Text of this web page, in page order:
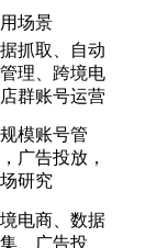
场景
抓取、自动
理、跨境电
群账号运营
模账号管
广告投放，
研究
电商、数据
、广告投